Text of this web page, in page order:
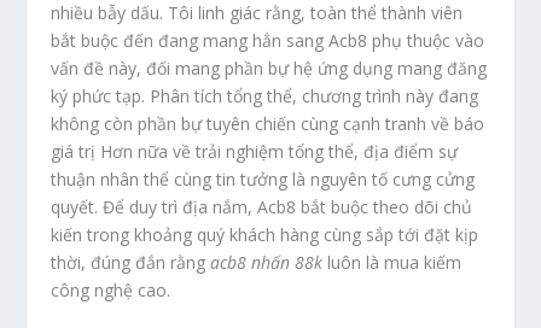
nhiều bẫy dấu. Tôi linh giác rằng, toàn thể thành viên
bắt buộc đến đang mang hẳn sang Acb8 phụ thuộc vào
vấn đề này, đối mang phần bự hệ ứng dụng mang đăng
ký phức tạp. Phân tích tổng thể, chương trình này đang
không còn phần bự tuyên chiến cùng cạnh tranh về báo
giá trị Hơn nữa về trải nghiệm tổng thể, địa điểm sự
thuận nhân thể cùng tin tưởng là nguyên tố cưng cửng
quyết. Để duy trì địa nắm, Acb8 bắt buộc theo dõi chủ
kiến trong khoảng quý khách hàng cùng sắp tới đặt kịp
thời, đúng đắn rằngacb8 nhấn 88k luôn là mua kiếm
công nghệ cao.